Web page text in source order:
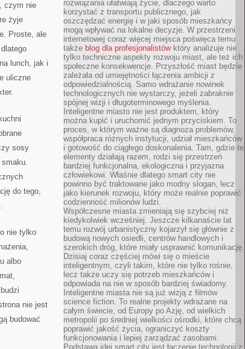
czym nie
żyje
Proste, ale
lunch, jak i
uliczne
sosy
smaku.
do tego,
nie tylko
albo
nie jest
budować
rozwiązania ułatwiają życie, dlaczego warto
korzystać z transportu publicznego, jak
oszczędzać energię i w jaki sposób mieszkańcy
mogą wpływać na lokalne decyzje. W przestrzeni
internetowej coraz więcej miejsca poświęca temu
także blog dla profesjonalistówktóry analizuje nie
tylko techniczne aspekty rozwoju miast, ale też ich
społeczne konsekwencje. Przyszłość miast będzie
zależała od umiejętności łączenia ambicji z
odpowiedzialnością. Samo wdrażanie nowinek
technologicznych nie wystarczy, jeżeli zabraknie
spójnej wizji i długoterminowego myślenia.
Inteligentne miasto nie jest produktem, który
można kupić i uruchomić jednym przyciskiem. To
proces, w którym ważne są diagnoza problemów,
współpraca różnych instytucji, udział mieszkańców
i gotowość do ciągłego doskonalenia. Tam, gdzie te
elementy działają razem, rodzi się przestrzeń
bardziej funkcjonalna, ekologiczna i przyjazna
człowiekowi. Właśnie dlatego smart city nie
powinno być traktowane jako modny slogan, lecz
jako kierunek rozwoju, który może realnie poprawić
codzienność milionów ludzi.
Współczesne miasta zmieniają się szybciej niż
kiedykolwiek wcześniej. Jeszcze kilkanaście lat
temu rozwój urbanistyczny kojarzył się głównie z
budową nowych osiedli, centrów handlowych i
szerokich dróg, które miały usprawnić komunikację.
Dzisiaj coraz częściej mówi się o mieście
inteligentnym, czyli takim, które nie tylko rośnie,
lecz także uczy się potrzeb mieszkańców i
odpowiada na nie w sposób bardziej świadomy.
Inteligentne miasta nie są już wizją z filmów
science fiction. To realne projekty wdrażane na
całym świecie, od Europy po Azję, od wielkich
metropolii po średniej wielkości ośrodki, które chcą
poprawić jakość życia, ograniczyć koszty
funkcjonowania i lepiej zarządzać zasobami.
Podstawą idei smart city jest łączenie technologii z